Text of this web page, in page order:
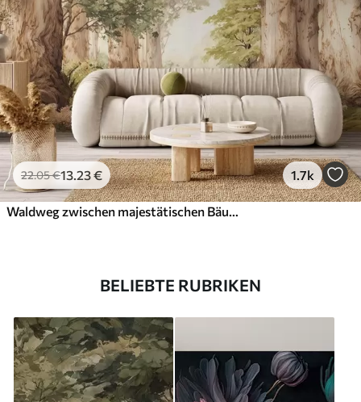
22.05€13 .23€ 1.7k
BELIEBTE RUBRIKEN